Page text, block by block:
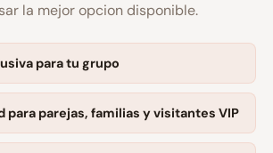
la mejor opcion disponible.
para tu grupo
para parejas, familias y visitantes VIP